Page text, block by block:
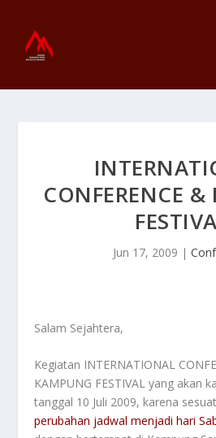
CONFERENCE
Jun 17, 2009 |
Salam Sejahtera,
Kegiatan INTERNATIONAL
KAMPUNG FESTIVAL yang akan
tanggal 10 Juli 2009, karena
perubahan jadwal menjadi hari